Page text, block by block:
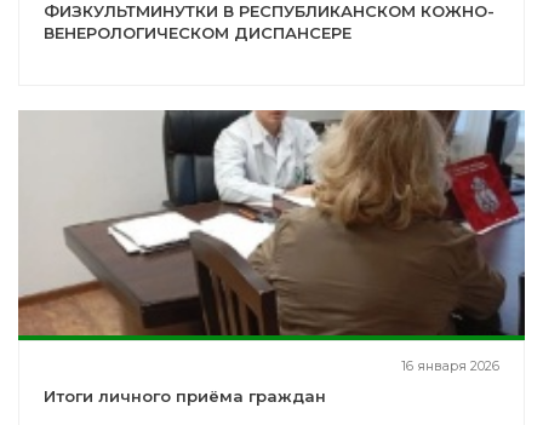
ФИЗКУЛЬТМИНУТКИ В РЕСПУБЛИКАНСКОМ КОЖНО-
ВЕНЕРОЛОГИЧЕСКОМ ДИСПАНСЕРЕ
16 января 2026
Итоги личного приёма граждан